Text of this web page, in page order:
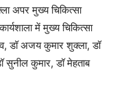
अपर मुख्य चिकित्सा
में मुख्य चिकित्सा
डॉ अजय कुमार शुक्ला, डॉ
सुनील कुमार, डॉ मेहताब